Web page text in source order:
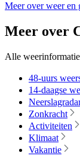
Meer over weer en
Meer over
Alle
48-uurs
14-daagse
Zonkracht
Activiteiten
Klimaat
Vakantie